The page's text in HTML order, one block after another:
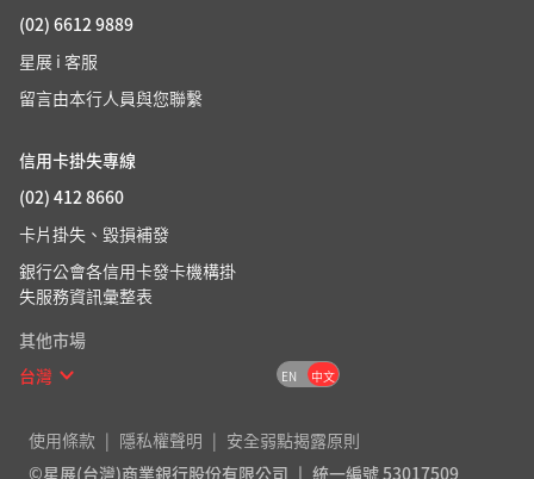
(02) 6612 9889
星展 i 客服
留言由本行人員與您聯繫
信用卡掛失專線
(02) 412 8660
卡片掛失、毀損補發
銀行公會各信用卡發卡機構掛
失服務資訊彙整表
其他市場
台灣
EN 中文
使用條款 隱私權聲明
安全弱點揭露原則
©星展(台灣)商業銀行股份有限公司
統一編號 53017509